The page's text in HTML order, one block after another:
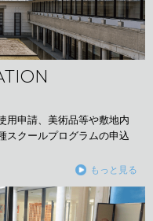
用申請、美術品等や敷地内
スクールプログラムの申込
もっと見る